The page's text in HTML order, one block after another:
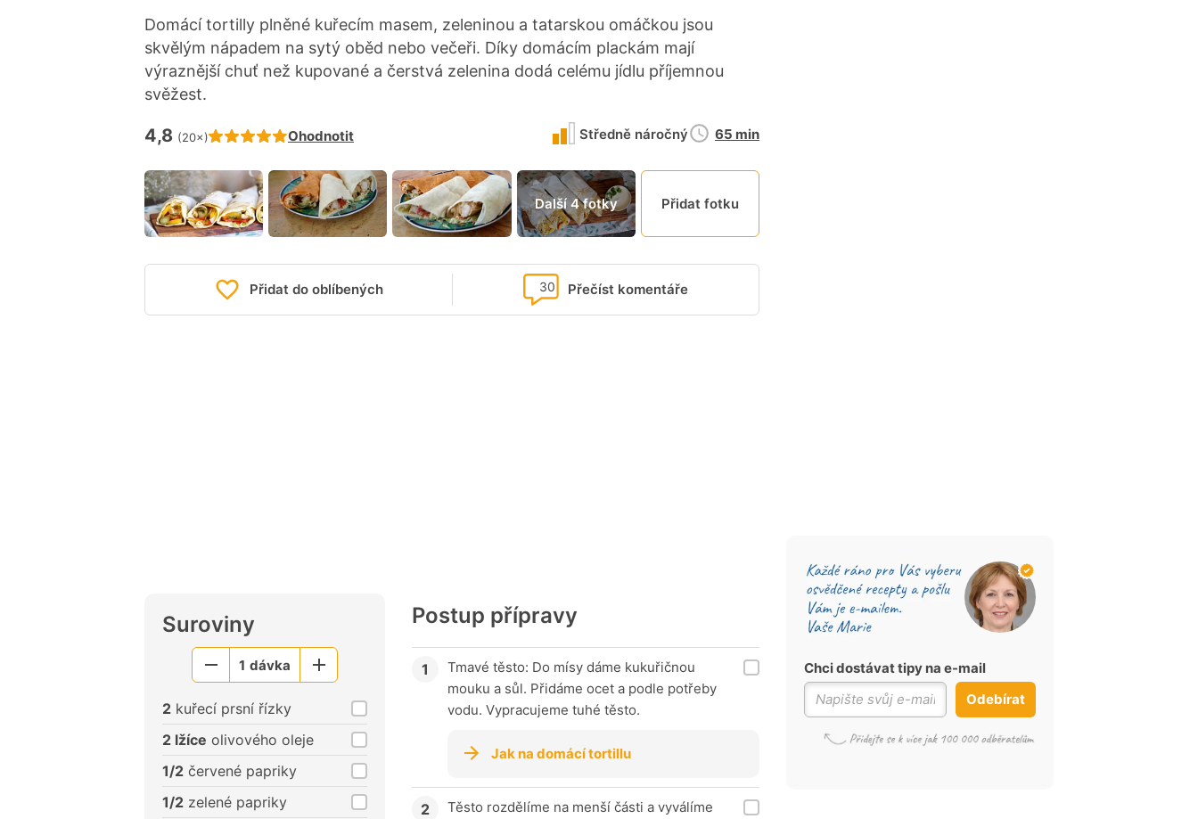
Domácí tortilly plněné kuřecím masem, zeleninou a tatarskou omáčkou jsou
skvělým nápadem na sytý oběd nebo večeři. Díky domácím plackám mají
výraznější chuť než kupované a čerstvá zelenina dodá celému jídlu příjemnou
svěžest.
Hodnocení receptu je
4,8 (20×) Ohodnotit Středně náročný
Doba
65 min
Další 4 fotky Přidat fotku
Přidat do oblíbených Přečíst komentáře
30
Suroviny
Menší
1 dávka
Větší
2 kuřecí prsní řízky
2 lžíce olivového oleje
1/2 červené papriky
1/2 zelené papriky
Postup přípravy
Tmavé těsto: Do mísy dáme kukuřičnou
mouku a sůl. Přidáme ocet a podle potřeby
vodu. Vypracujeme tuhé těsto.
Jak na domácí tortillu
Těsto rozdělíme na menší části a vyválíme
Chci dostávat tipy na e-mail
Odebírat